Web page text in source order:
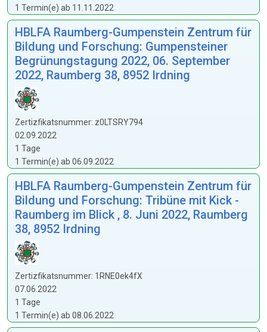
1 Termin(e) ab 11.11.2022
HBLFA Raumberg-Gumpenstein Zentrum für
Bildung und Forschung: Gumpensteiner
Begrünungstagung 2022, 06. September
2022, Raumberg 38, 8952 Irdning
Zertizfikatsnummer: z0LTSRY794
02.09.2022
1 Tage
1 Termin(e) ab 06.09.2022
HBLFA Raumberg-Gumpenstein Zentrum für
Bildung und Forschung: Tribüne mit Kick -
Raumberg im Blick , 8. Juni 2022, Raumberg
38, 8952 Irdning
Zertizfikatsnummer: 1RNE0ek4fX
07.06.2022
1 Tage
1 Termin(e) ab 08.06.2022